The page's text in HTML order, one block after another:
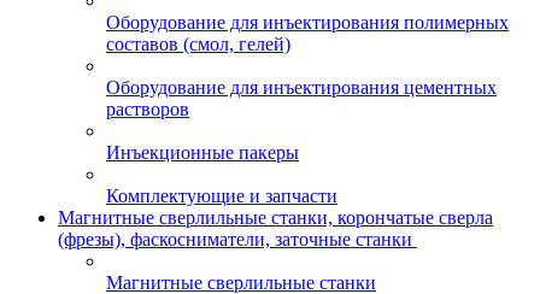
Оборудование для инъектирования полимерных
составов (смол, гелей)
Оборудование для инъектирования цементных
растворов
Инъекционные пакеры
Комплектующие и запчасти
Магнитные сверлильные станки, корончатые сверла
(фрезы), фаскосниматели, заточные станки
Магнитные сверлильные станки